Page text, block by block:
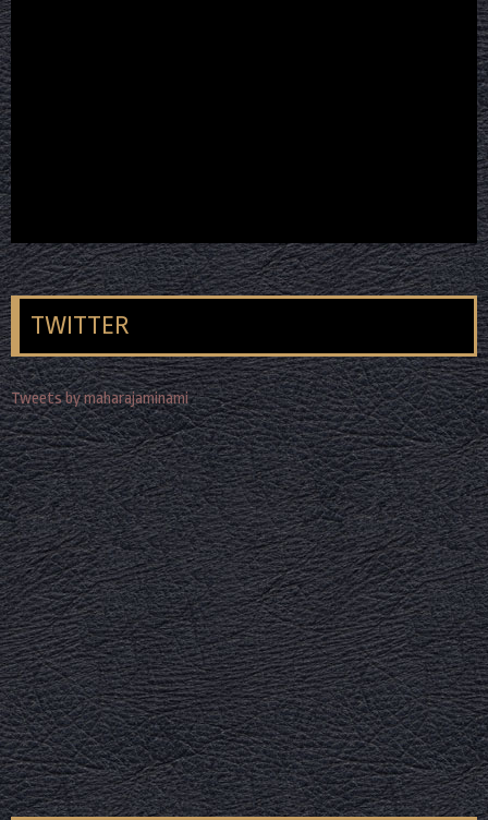
TWITTER
Tweets by maharajaminami